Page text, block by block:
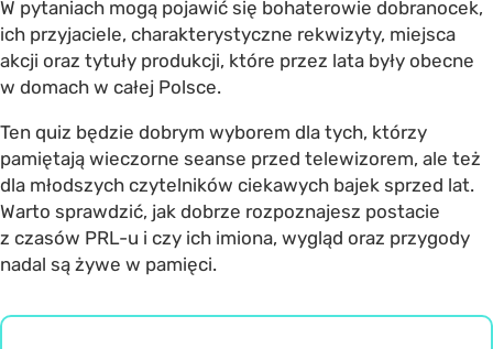
W pytaniach mogą pojawić się bohaterowie dobranocek,
ich przyjaciele, charakterystyczne rekwizyty, miejsca
akcji oraz tytuły produkcji, które przez lata były obecne
w domach w całej Polsce.
Ten quiz będzie dobrym wyborem dla tych, którzy
pamiętają wieczorne seanse przed telewizorem, ale też
dla młodszych czytelników ciekawych bajek sprzed lat.
Warto sprawdzić, jak dobrze rozpoznajesz postacie
z czasów PRL-u i czy ich imiona, wygląd oraz przygody
nadal są żywe w pamięci.